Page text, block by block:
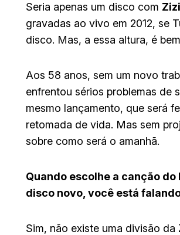
Seria apenas um disco com
gravadas ao vivo em 2012, se
disco. Mas, a essa altura, é
Aos 58 anos, sem um novo
enfrentou sérios problemas de
mesmo lançamento, que será
retomada de vida. Mas sem
sobre como será o amanhã.
Quando escolhe a canção
disco novo, você está
Sim, não existe uma divisão